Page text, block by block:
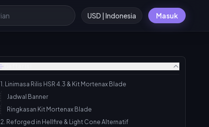
USD | Indonesia Masuk
1. Linimasa Rilis HSR 4.3 & Kit Mortenax Blade
Jadwal Banner
Ringkasan Kit Mortenax Blade
2. Reforged in Hellfire & Light Cone Alternatif